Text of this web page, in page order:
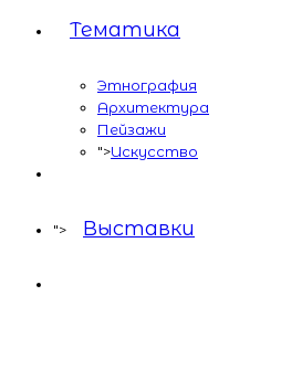
Тематика
Этнография
Архитектура
Пейзажи
">Искусство
"> Выставки